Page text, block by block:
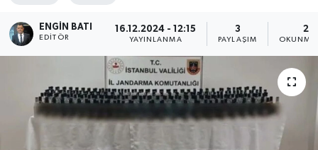
ENGIN BATI
EDITÖR
16.12.2024 - 12:15
YAYINLANMA
3
PAYLAŞIM
2
OKUNMA